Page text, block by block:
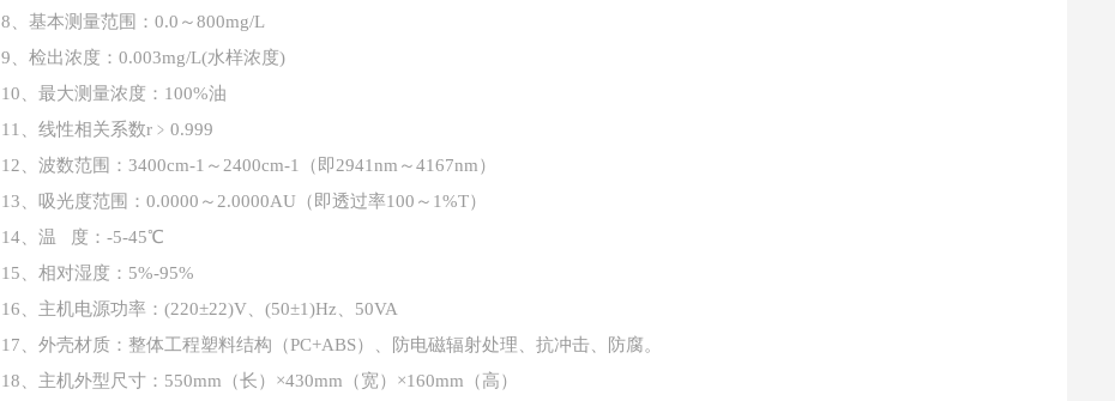
8、基本测量范围：0.0～800mg/L
9、检出浓度：0.003mg/L(水样浓度)
10、最大测量浓度：100%油
11、线性相关系数r﹥0.999
12、波数范围：3400cm-1～2400cm-1（即2941nm～4167nm）
13、
吸光度范围：0.0000～2.0000AU（即透过率100～1%T）
14、温 度：-5-45℃
15、相对湿度：5%-95%
16、 主机电源功率：(220±22)V、(50±1)Hz、50VA
17、外壳材质：整体工程塑料结构（PC+ABS）、防电磁辐射处理、抗冲击、防腐。
18、 主机外型尺寸：550mm（长）×430mm（宽）×160mm（高）